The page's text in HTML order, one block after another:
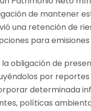
de mantener
una retención de
para
la obligación de
por
determinada
políticas